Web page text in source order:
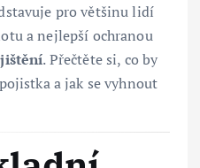
pro většinu lidí
a nejlepší ochranou
. Přečtěte si, co by
a jak se vyhnout